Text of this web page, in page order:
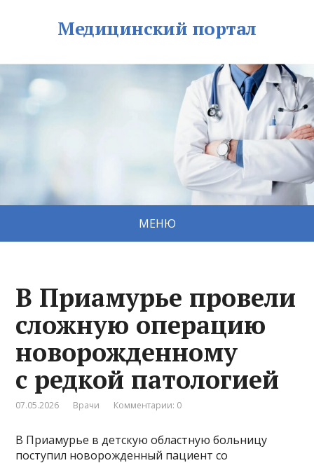
Медицинский портал
МЕНЮ
В Приамурье провели
сложную операцию
новорожденному
с редкой патологией
07.05.2026 Врачи Комментарии: 0
В Приамурье в детскую областную больницу
поступил новорожденный пациент со